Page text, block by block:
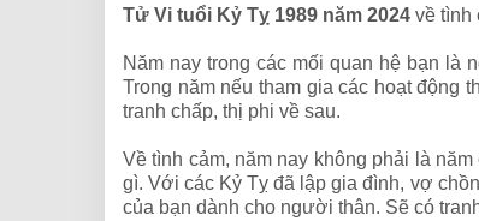
Tử Vi tuổi Kỷ Tỵ 1989 năm 2024 về tình
Năm nay trong các mối quan hệ bạn là
Trong năm nếu tham gia các hoạt động
tranh chấp, thị phi về sau.
Về tình cảm, năm nay không phải là
gì. Với các Kỷ Tỵ đã lập gia đình, vợ
của bạn dành cho người thân. Sẽ có